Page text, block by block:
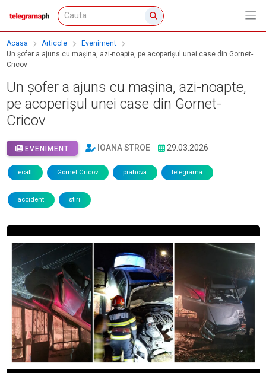
Acasa Articole
Eveniment
Un șofer a ajuns cu mașina, azi-noapte, pe acoperișul unei case din Gornet-
Cricov
Un șofer a ajuns cu mașina, azi-noapte,
pe acoperișul unei case din Gornet-
Cricov
EVENIMENT IOANA STROE 29.03.2026
ecall Gornet Cricov prahova telegrama
accident stiri